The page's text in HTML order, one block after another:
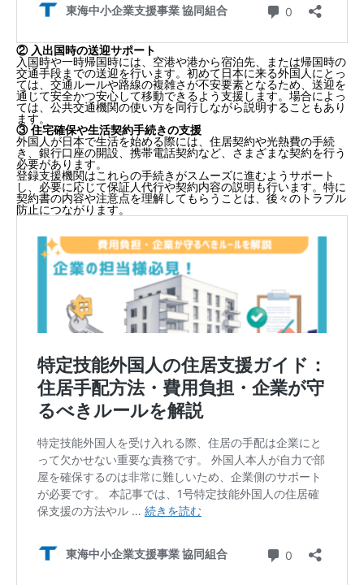
② 入出国時の送迎サポート
入国時や一時帰国時には、空港や港から宿泊先、または帰国時の
交通手段までの送迎を行います。初めて日本に来る外国人にとっ
ては、交通ルールや路線の複雑さが不安要素となるため、送迎を
通じて安全かつ安心して移動できるよう支援します。場合によっ
ては、公共交通機関の使い方を同行しながら説明することもあり
ます。
③ 住宅確保や生活契約手続きの支援
外国人が日本で生活を始める際には、住居契約や光熱費の手続
き、銀行口座の開設、携帯電話契約など、さまざまな契約を行う
必要があります。
登録支援機関はこれらの手続きがスムーズに進むようサポート
し、必要に応じて保証人代行や契約内容の説明も行います。特に
契約書の内容や注意点を理解してもらうことは、後々のトラブル
防止につながります。
1. 登録支援機関とは？その制度的な位置づけと目的
登録支援機関として登録されるための条件
登録支援機関に課せられる義務と責任
2. 特定技能外国人への支援内容について
① 事前ガイダンスの実施
② 入出国時の送迎サポート
③ 住宅確保や生活契約手続きの支援
⑤ 公的手続き等への同行支援
⑥ 日本語学習機会の提供支援
⑦ 相談・苦情への対応
⑧ 地域社会との交流促進
⑨ 転職支援（受入れ企業都合による契約終了時）
⑩ 定期面談と行政機関への通報義務
最も時間がかかる支援とは？
3. 支援業務は登録支援機関への委託が必要？
すべての支援を委託しなければならないケース
自社対応と委託の選択が可能なケース
4. 登録支援機関委託のメリットとデメリット